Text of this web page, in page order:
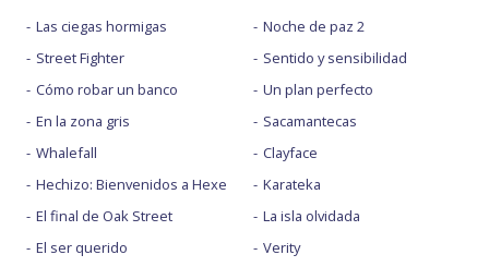
Las ciegas hormigas
Street Fighter
Cómo robar un banco
En la zona gris
Whalefall
Hechizo: Bienvenidos a Hexe
El final de Oak Street
El ser querido
Noche de paz 2
Sentido y sensibilidad
Un plan perfecto
Sacamantecas
Clayface
Karateka
La isla olvidada
Verity